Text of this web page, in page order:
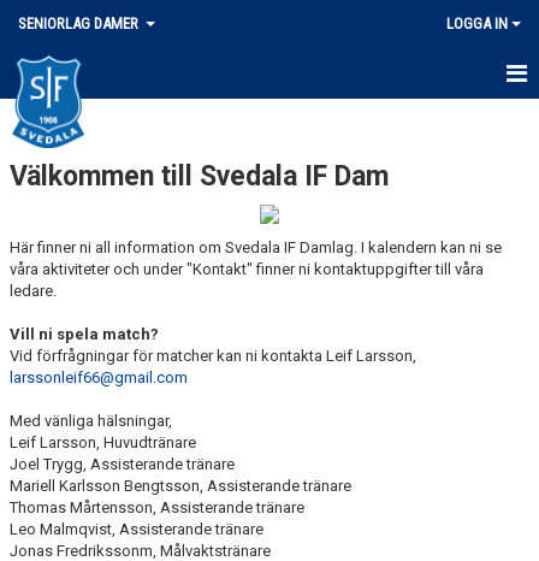
SENIORLAG DAMER LOGGA IN
HEM
NYHETER
MATCHER
TRUPPEN
BILDGALLERI
DOKUMENT
KONTAKT
MARATONTABELL
Välkommen till Svedala IF Dam
Här finner ni all information om Svedala IF Damlag. I kalendern kan ni se
våra aktiviteter och under "Kontakt" finner ni kontaktuppgifter till våra
ledare.
Vill ni spela match?
Vid förfrågningar för matcher kan ni kontakta Leif Larsson,
larssonleif66@gmail.com
Med vänliga hälsningar,
Leif Larsson, Huvudtränare
Joel Trygg, Assisterande tränare
Mariell Karlsson Bengtsson, Assisterande tränare
Thomas Mårtensson, Assisterande tränare
Leo Malmqvist, Assisterande tränare
Jonas Fredrikssonm, Målvaktstränare